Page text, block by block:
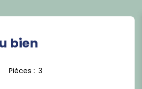
bien
Pièces : 3